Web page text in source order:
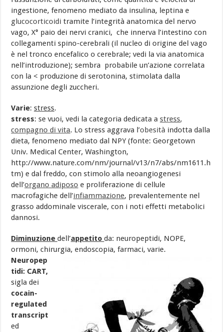
ingestione, fenomeno mediato da insulina, leptina e
glucocorticoiditramite l’integrità anatomica del nervo
vago, X° paio dei nervi cranici, che innerva l’intestino con
collegamenti spino-cerebrali (il nucleo di origine del vago
è nel tronco encefalico o cerebrale; vedi la via anatomica
nell’introduzione); sembra probabile un’azione correlata
con la < produzione di serotonina, stimolata dalla
assunzione degli zuccheri.
Varie:stress.
stress: se vuoi, vedi la categoria dedicata a stress,
compagno di vita. Lo stress aggrava l’obesità indotta dalla
dieta, fenomeno mediato dal NPY (fonte: Georgetown
Univ. Medical Center, Washington,
http://www.nature.com/nm/journal/v13/n7/abs/nm1611.h
tm) e dal freddo, con stimolo alla neoangiogenesi
dell’organo adiposo e proliferazione di cellule
macrofagiche dell’infiammazione, prevalentemente nel
grasso addominale viscerale, con i noti effetti metabolici
dannosi.
Diminuzionedell’appetitoda: neuropeptidi, NOPE,
ormoni, chirurgia, endoscopia, farmaci, varie.
Neuropep
tidi: CART,
sigla dei
cocain-
regulated
transcript
ed